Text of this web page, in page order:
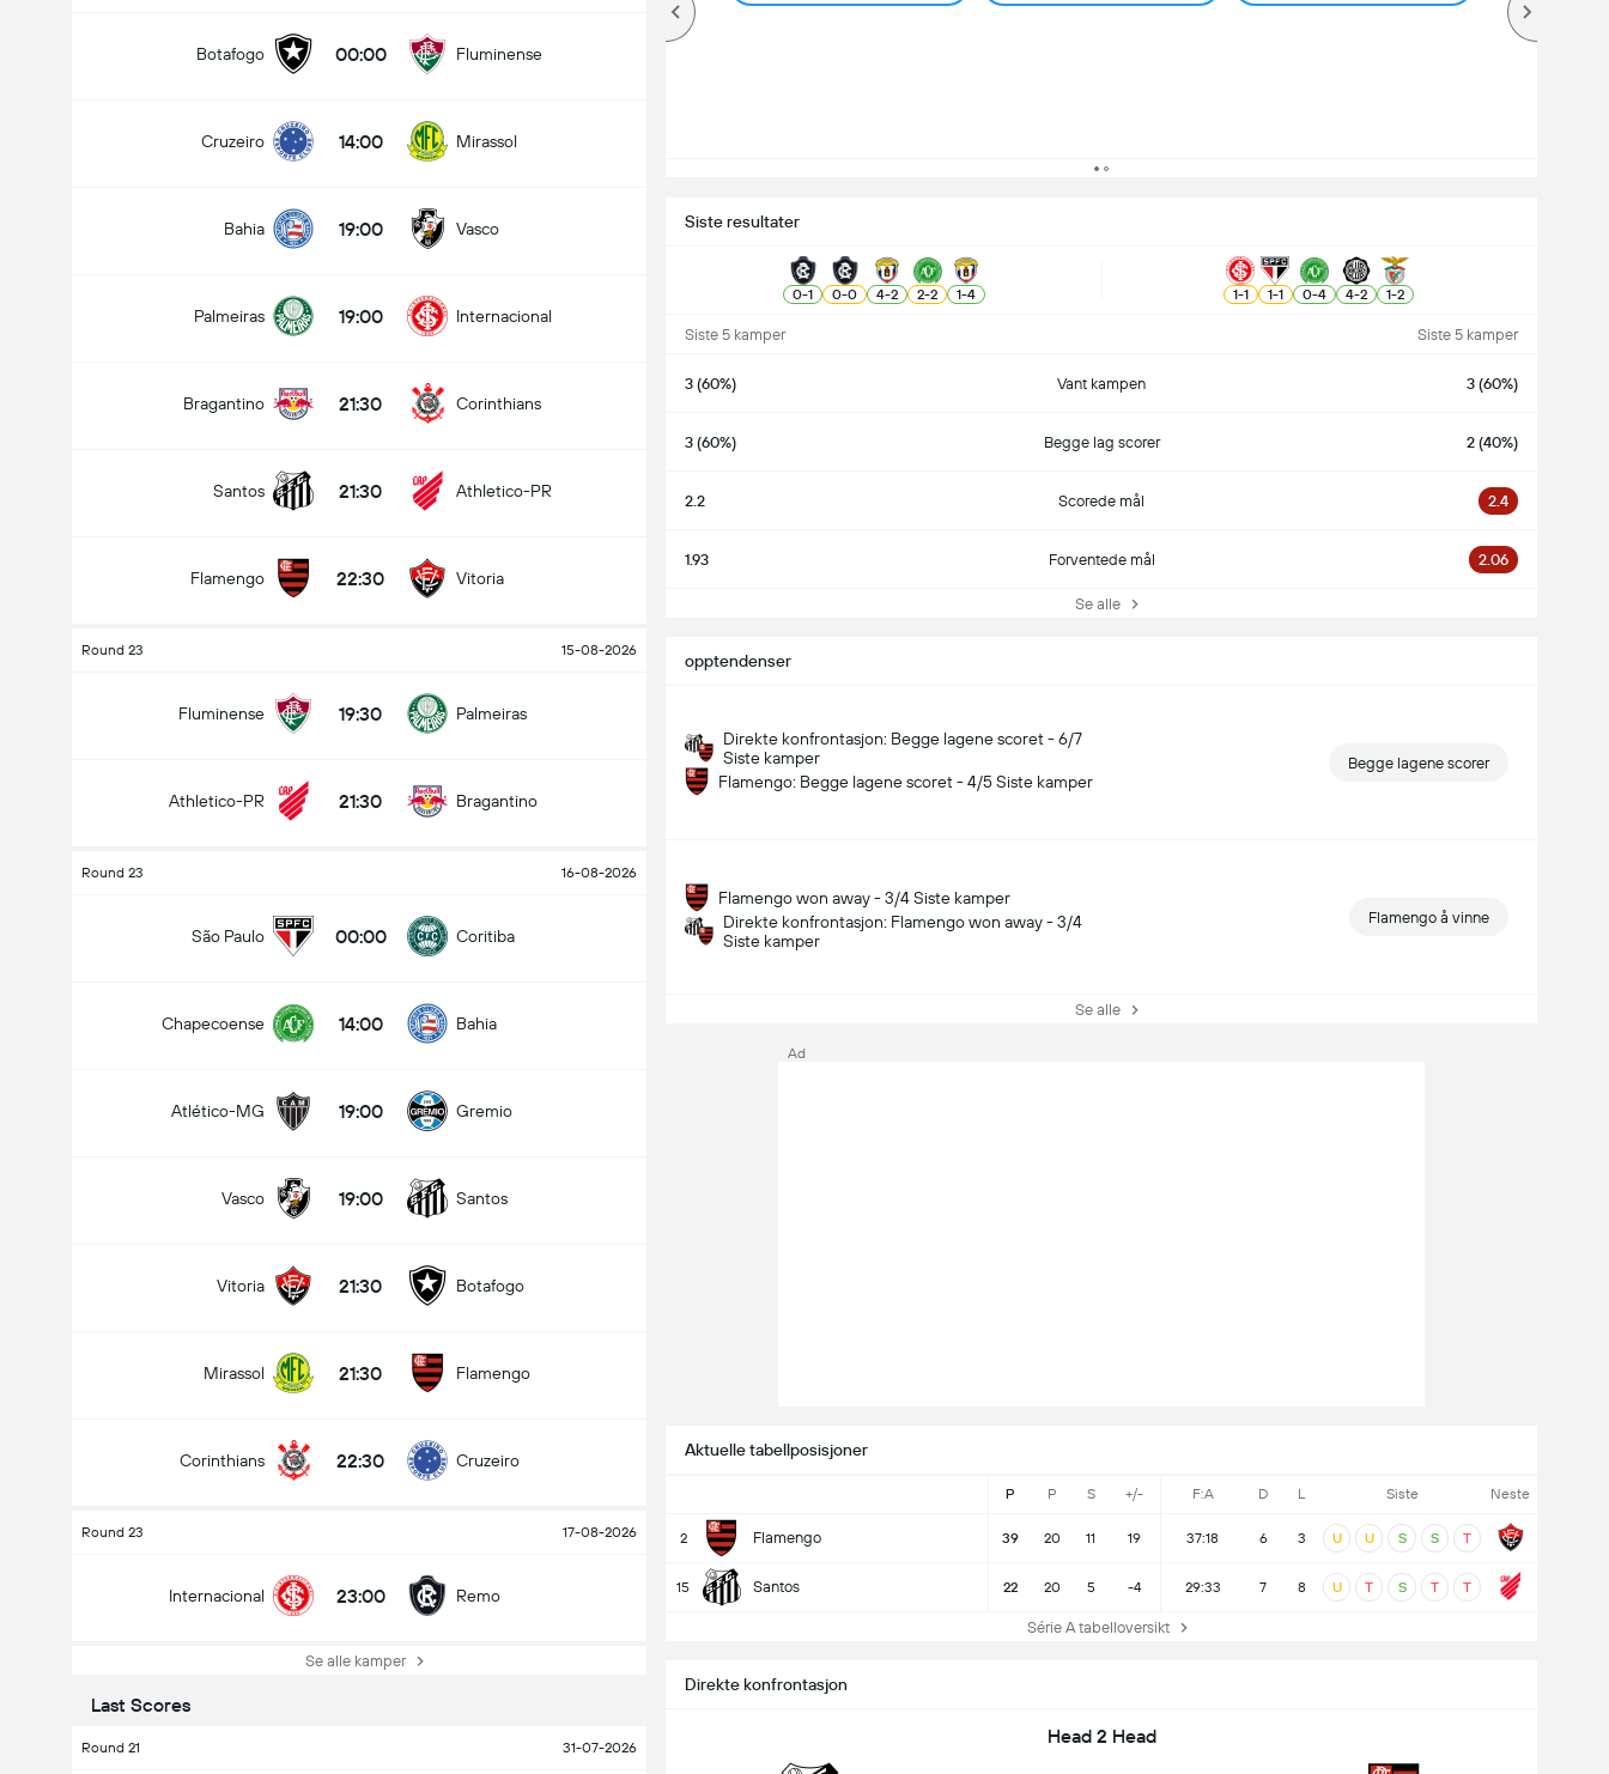
Botafogo 00:00 Fluminense
Cruzeiro 14:00 Mirassol
Bahia 19:00 Vasco
Palmeiras 19:00 Internacional
Bragantino 21:30 Corinthians
Santos 21:30 Athletico-PR
Flamengo 22:30 Vitoria
Round 23 15-08-2026
Fluminense 19:30 Palmeiras
Athletico-PR 21:30 Bragantino
Round 23 16-08-2026
São Paulo 00:00 Coritiba
Chapecoense 14:00 Bahia
Atlético-MG 19:00 Gremio
Vasco 19:00 Santos
Vitoria 21:30 Botafogo
Mirassol 21:30 Flamengo
Corinthians 22:30 Cruzeiro
Round 23 17-08-2026
Internacional 23:00 Remo
Se alle kamper
Last Scores
Round 21 31-07-2026
Siste resultater
0-1 0-0 4-2 2-2 1-4 1-1 1-1 0-4 4-2 1-2
Siste 5 kamper Siste 5 kamper
3 (60%) Vant kampen 3 (60%)
3 (60%) Begge lag scorer 2 (40%)
2.2 Scorede mål 2.4
1.93 Forventede mål 2.06
Se alle
opptendenser
Direkte konfrontasjon: Begge lagene scoret - 6/7
Siste kamper
Flamengo: Begge lagene scoret - 4/5 Siste kamper
Begge lagene scorer
Flamengo won away - 3/4 Siste kamper
Direkte konfrontasjon: Flamengo won away - 3/4
Siste kamper
Flamengo å vinne
Se alle
Aktuelle tabellposisjoner
P P S +/- F:A D L Siste Neste
2 Flamengo 39 20 11 19 37:18 6 3 U U S S T
15 Santos 22 20 5 -4 29:33 7 8 U T S T T
Série A tabelloversikt
Direkte konfrontasjon
Head 2 Head
Ad